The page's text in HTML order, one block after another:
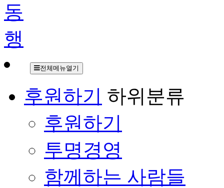
전체메뉴열기
후원하기 하위분류
후원하기
투명경영
함께하는 사람들